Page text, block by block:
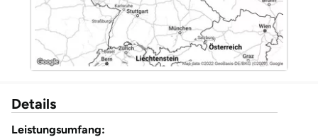
Details
Leistungsumfang:
Dresden
Duisburg